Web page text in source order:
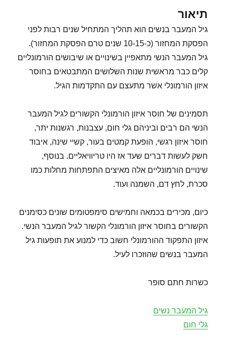
תיאור
גיל המעבר בנשים הוא תהליך המתחיל שנים רבות לפני
הפסקת המחזור (כ-10-15 שנים טרם הפסקת המחזור).
גיל המעבר הנשי מתאפיין בשינויים או שיבושים הורמונליים
קלים כבר מראשית שנות השלושים המתבטאים בחוסר
איזון הורמונלי אשר מתעצם עם התקדמות הגיל.
תסמינים של חוסר איזון הורמונלי הקשורים לגיל המעבר
הנשי הם רבים וביניהם גלי חום, עצבנות, רגשנות יתר,
חוסר איזון רגשי, הופעת קמטים בעור, קשיי שינה, איבוד
חשק לעשות דברים שעד אז היו טריוויאליים. בנוסף,
שינויים הורמונליים אלה מאיצים התפתחות מחלות כמו
סכרת, לחץ דם, השמנה ועוד.
כיום, מכירים בכמאה וחמישים סימפטומים שונים כסימנים
הקשורים בחוסר איזון הורמונלי הקשור לגיל המעבר הנשי.
איזון התפקוד ההורמונלי חשוב כדי למנוע את תופעות גיל
המעבר בנשים שהוזכרו לעיל.
כשרות חתם סופר
גיל המעבר נשים
גלי חום